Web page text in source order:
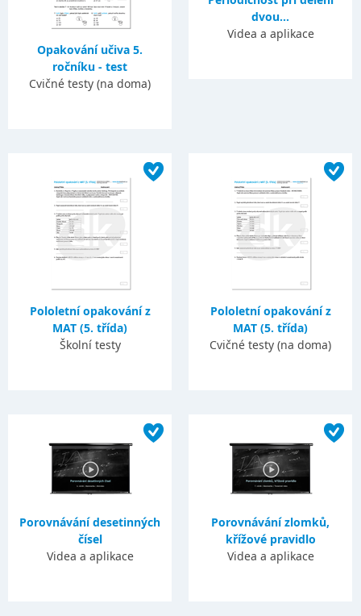
Opakování učiva 5.
ročníku - test
Cvičné testy (na doma)
dvou...
Videa a aplikace
Pololetní opakování z
MAT (5. třída)
Školní testy
Pololetní opakování z
MAT (5. třída)
Cvičné testy (na doma)
Porovnávání desetinných
čísel
Videa a aplikace
Porovnávání zlomků,
křížové pravidlo
Videa a aplikace